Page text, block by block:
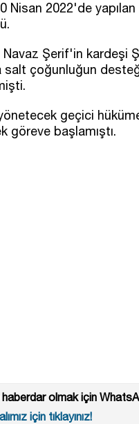
2022'de
Navaz Şerif'in
çoğunluğun
geçici
göreve başlamıştı.
olmak için
için tıklayınız!